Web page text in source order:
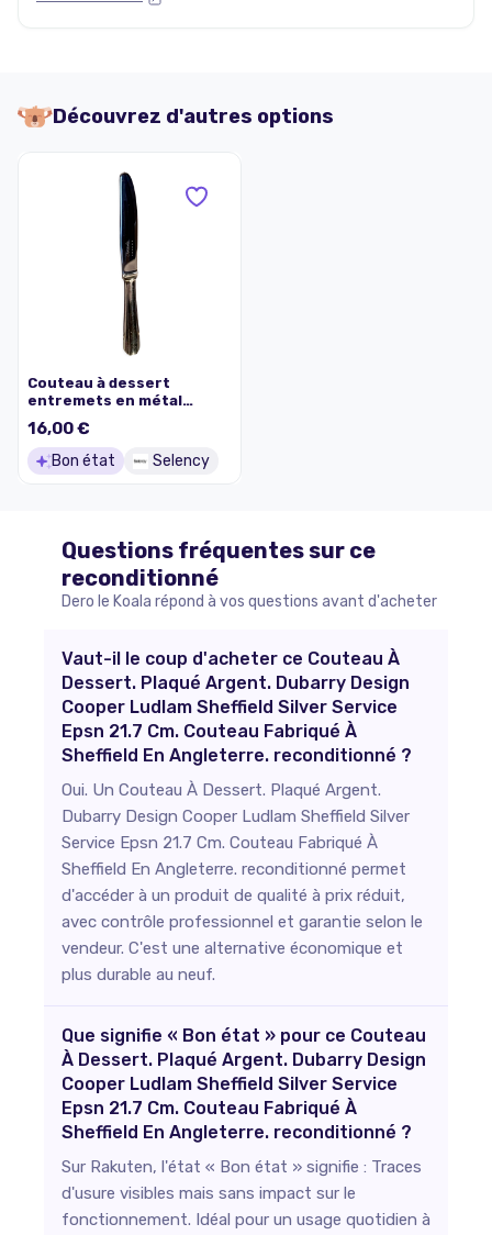
Découvrez d'autres options
Couteau à dessert
entremets en métal
argenté signé Christofle
modèle Boréal
16,00 €
Bon état Selency
Questions fréquentes sur ce
reconditionné
Dero le Koala répond à vos questions avant d'acheter
Vaut-il le coup d'acheter ce Couteau À
Dessert. Plaqué Argent. Dubarry Design
Cooper Ludlam Sheffield Silver Service
Epsn 21.7 Cm. Couteau Fabriqué À
Sheffield En Angleterre. reconditionné ?
Oui. Un Couteau À Dessert. Plaqué Argent.
Dubarry Design Cooper Ludlam Sheffield Silver
Service Epsn 21.7 Cm. Couteau Fabriqué À
Sheffield En Angleterre. reconditionné permet
d'accéder à un produit de qualité à prix réduit,
avec contrôle professionnel et garantie selon le
vendeur. C'est une alternative économique et
plus durable au neuf.
Que signifie « Bon état » pour ce Couteau
À Dessert. Plaqué Argent. Dubarry Design
Cooper Ludlam Sheffield Silver Service
Epsn 21.7 Cm. Couteau Fabriqué À
Sheffield En Angleterre. reconditionné ?
Sur Rakuten, l'état « Bon état » signifie : Traces
d'usure visibles mais sans impact sur le
fonctionnement. Idéal pour un usage quotidien à